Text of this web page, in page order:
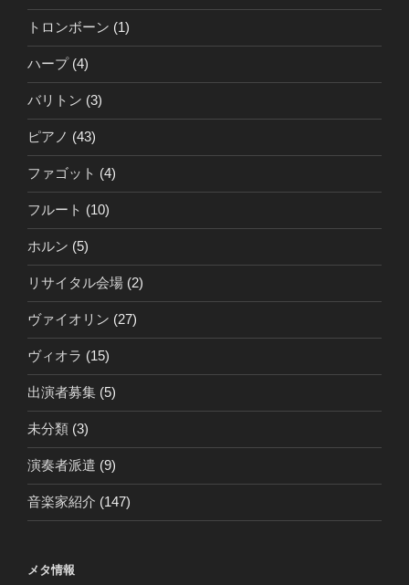
トロンボーン (1)
ハープ(4)
バリトン (3)
ピアノ (43)
ファゴット (4)
フルート (10)
ホルン (5)
リサイタル会場 (2)
ヴァイオリン (27)
ヴィオラ (15)
出演者募集 (5)
未分類 (3)
演奏者派遣 (9)
音楽家紹介 (147)
メタ情報